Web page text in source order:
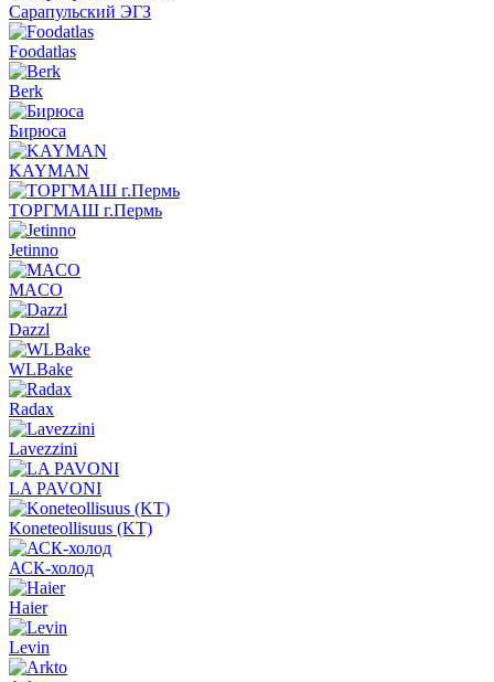
Сарапульский ЭГЗ
Foodatlas
Berk
Бирюса
KAYMAN
ТОРГМАШ г.Пермь
Jetinno
MACO
Dazzl
WLBake
Radax
Lavezzini
LA PAVONI
Koneteollisuus (KT)
АСК-холод
Haier
Levin